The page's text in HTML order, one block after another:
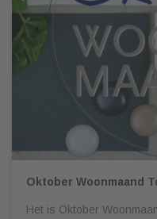
Oktober Woonmaand
Het is Oktober